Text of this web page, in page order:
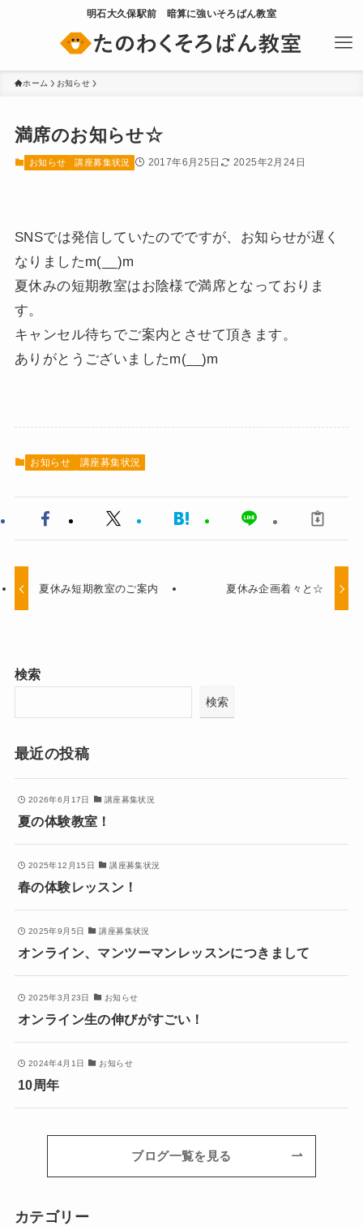
明石大久保駅前 暗算に強いそろばん教室
ホーム お知らせ
満席のお知らせ☆
お知らせ 講座募集状況 2017年6月25日 2025年2月24日
SNSでは発信していたのでですが、お知らせが遅く
なりましたm(__)m
夏休みの短期教室はお陰様で満席となっておりま
す。
キャンセル待ちでご案内とさせて頂きます。
ありがとうございましたm(__)m
お知らせ 講座募集状況
夏休み短期教室のご案内 夏休み企画着々と☆
検索
検索
最近の投稿
2026年6月17日 講座募集状況
夏の体験教室！
2025年12月15日 講座募集状況
春の体験レッスン！
2025年9月5日 講座募集状況
オンライン、マンツーマンレッスンにつきまして
2025年3月23日 お知らせ
オンライン生の伸びがすごい！
2024年4月1日 お知らせ
10周年
ブログ一覧を見る
カテゴリー